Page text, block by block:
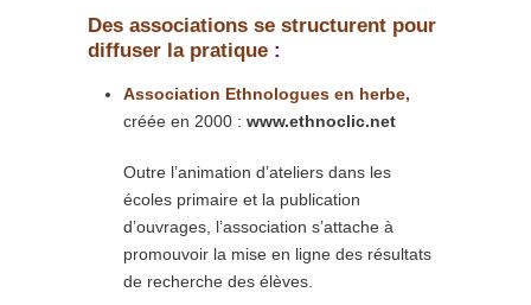
Des associations se structurent pour
diffuser la pratique :
Association Ethnologues en herbe,
créée en 2000 : www.ethnoclic.net
Outre l’animation d’ateliers dans les
écoles primaire et la publication
d’ouvrages, l’association s’attache à
promouvoir la mise en ligne des résultats
de recherche des élèves.